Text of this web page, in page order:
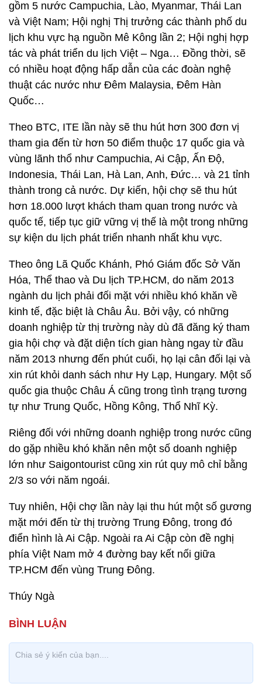
gồm 5 nước Campuchia, Lào, Myanmar, Thái Lan
và Việt Nam; Hội nghị Thị trưởng các thành phố du
lịch khu vực hạ nguồn Mê Kông lần 2; Hội nghị hợp
tác và phát triển du lịch Việt – Nga… Đồng thời, sẽ
có nhiều hoạt động hấp dẫn của các đoàn nghệ
thuật các nước như Đêm Malaysia, Đêm Hàn
Quốc…
Theo BTC, ITE lần này sẽ thu hút hơn 300 đơn vị
tham gia đến từ hơn 50 điểm thuộc 17 quốc gia và
vùng lãnh thổ như Campuchia, Ai Cập, Ấn Độ,
Indonesia, Thái Lan, Hà Lan, Anh, Đức… và 21 tỉnh
thành trong cả nước. Dự kiến, hội chợ sẽ thu hút
hơn 18.000 lượt khách tham quan trong nước và
quốc tế, tiếp tục giữ vững vị thế là một trong những
sự kiện du lịch phát triển nhanh nhất khu vực.
Theo ông Lã Quốc Khánh, Phó Giám đốc Sở Văn
Hóa, Thể thao và Du lịch TP.HCM, do năm 2013
ngành du lịch phải đối mặt với nhiều khó khăn về
kinh tế, đặc biệt là Châu Âu. Bởi vậy, có những
doanh nghiệp từ thị trường này dù đã đăng ký tham
gia hội chợ và đặt diện tích gian hàng ngay từ đầu
năm 2013 nhưng đến phút cuối, họ lại cân đối lại và
xin rút khỏi danh sách như Hy Lạp, Hungary. Một số
quốc gia thuộc Châu Á cũng trong tình trạng tương
tự như Trung Quốc, Hồng Kông, Thổ Nhĩ Kỳ.
Riêng đối với những doanh nghiệp trong nước cũng
do gặp nhiều khó khăn nên một số doanh nghiệp
lớn như Saigontourist cũng xin rút quy mô chỉ bằng
2/3 so với năm ngoái.
Tuy nhiên, Hội chợ lần này lại thu hút một số gương
mặt mới đến từ thị trường Trung Đông, trong đó
điển hình là Ai Cập. Ngoài ra Ai Cập còn đề nghị
phía Việt Nam mở 4 đường bay kết nối giữa
TP.HCM đến vùng Trung Đông.
Thúy Ngà